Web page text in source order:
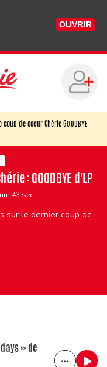
OUVRIR
coup de coeur Chérie GOODBYE
: GOODBYE d'LP
43 sec
sur le dernier coup de
» de